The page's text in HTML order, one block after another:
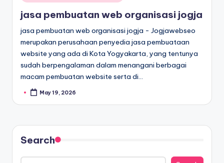
jasa pembuatan web organisasi jogja
jasa pembuatan web organisasi jogja - Jogjawebseo
merupakan perusahaan penyedia jasa pembuataan
website yang ada di Kota Yogyakarta, yang tentunya
sudah berpengalaman dalam menangani berbagai
macam pembuatan website serta di…
May 19, 2026
Search